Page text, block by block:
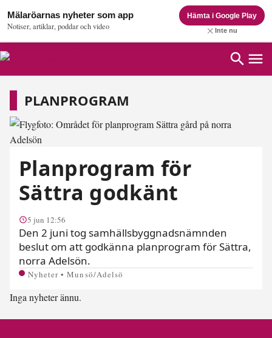
Mälaröarnas nyheter som app
Notiser, artiklar, poddar och video
Hämta i Google Play
Inte nu
Planprogram
PLANPROGRAM
Planprogram för
Sättra godkänt
5 jun 12:56
Den 2 juni tog samhällsbyggnadsnämnden
beslut om att godkänna planprogram för Sättra,
norra Adelsön.
Nyheter • Munsö/Adelsö
Inga nyheter ännu.